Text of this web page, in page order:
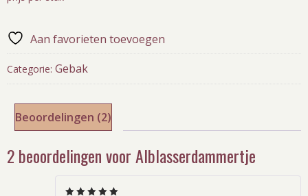
Aan favorieten toevoegen
Categorie: Gebak
Beoordelingen (2)
2 beoordelingen voorAlblasserdammertje